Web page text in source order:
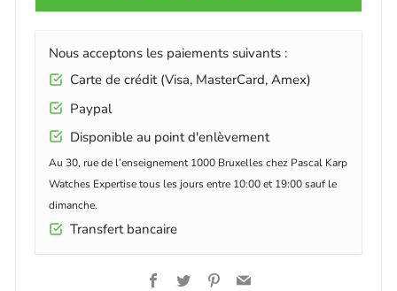
Nous acceptons les paiements suivants :
Carte de crédit (Visa, MasterCard, Amex)
Paypal
Disponible au point d'enlèvement
Au 30, rue de l’enseignement 1000 Bruxelles chez Pascal Karp
Watches Expertise tous les jours entre 10:00 et 19:00 sauf le
dimanche.
Transfert bancaire
Facebook
TwitterPinterest
Email